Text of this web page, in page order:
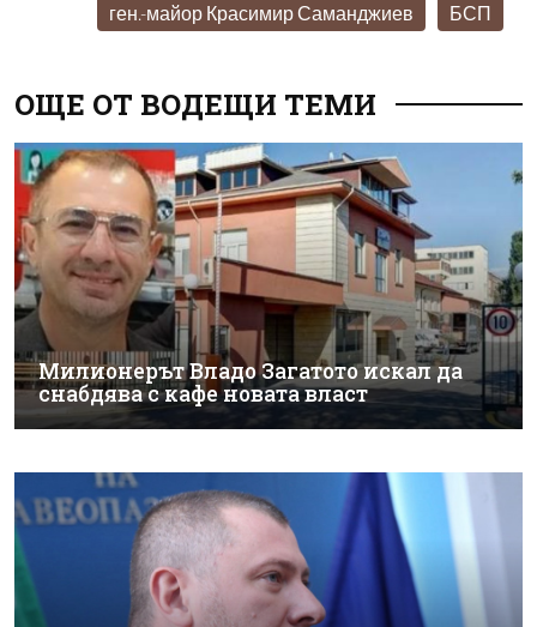
ген.-майор Красимир Саманджиев БСП
ОЩЕ ОТ ВОДЕЩИ ТЕМИ
Милионерът Владо Загатото искал да
снабдява с кафе новата власт